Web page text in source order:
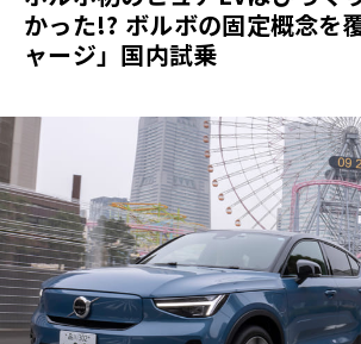
かった!? ボルボの固定概念を
ャージ」国内試乗